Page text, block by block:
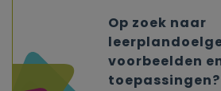
Op zoek naar
voorbeelden
toepassingen?